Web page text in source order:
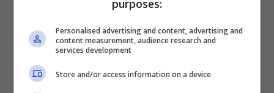
L’imprenditore guarda con aria fiera
l’obiettivo, il suooutfit total blackfa il resto!.
Il risultato è davvero eccezionale, elegante,
distinto, virile, Flavio è sempre impeccabile ed
anche questa volta ha fatto
purposes:
Personalised advertising and content, advertising and
content measurement, audience research and
services development
Store and/or access information on a device